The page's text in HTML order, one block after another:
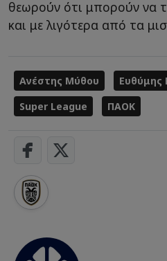
θεωρούν ότι μπορούν να
και με λιγότερα από τα
Ανέστης Μύθου
Ευθύμης
Super League
ΠΑΟΚ